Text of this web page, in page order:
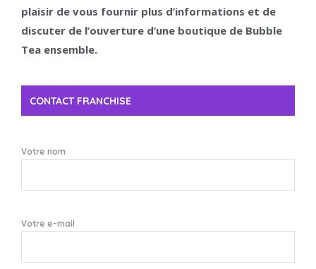
plaisir de vous fournir plus d’informations et de
discuter de l’ouverture d’une boutique de Bubble
Tea ensemble.
CONTACT FRANCHISE
Votre nom
Votre e-mail